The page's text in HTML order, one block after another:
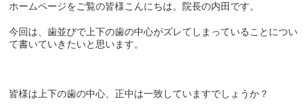
ホームページをご覧の皆様こんにちは。院長の内田です。
今回は、歯並びで上下の歯の中心がズレてしまっていることについ
て書いていきたいと思います。
皆様は上下の歯の中心、正中は一致していますでしょうか？